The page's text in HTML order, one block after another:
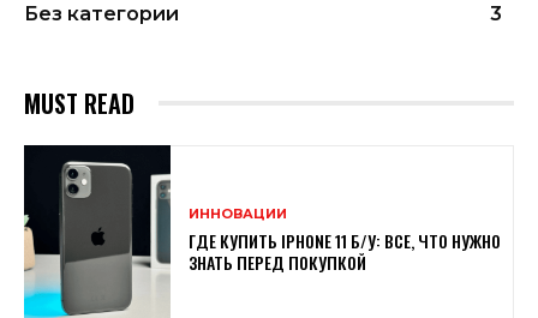
Без категории
3
MUST READ
ИННОВАЦИИ
ГДЕ КУПИТЬ IPHONE 11 Б/У: ВСЕ, ЧТО НУЖНО
ЗНАТЬ ПЕРЕД ПОКУПКОЙ